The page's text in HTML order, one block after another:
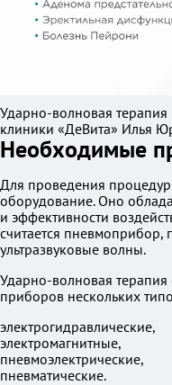
Ударно-волновая терапия
клиники «ДеВита» Илья
Необходимые
Для проведения процедур
оборудование. Оно
и эффективности
считается
ультразвуковые волны.
Ударно-волновая
приборов нескольких
электрогидравлические,
электромагнитные,
пневмоэлектрические,
пневматические.